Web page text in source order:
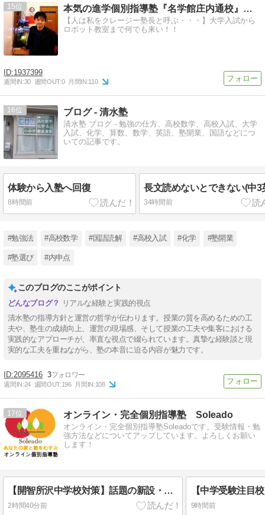
15 本気の進学個別指導塾『名学館庄内通校』へようこそ
【人は私をクレージー塾長と呼ぶ・・・】大学入試から
ロボット教室まで何でも来い！！
1937399
週間IN:30 週間OUT:0 月間IN:110
16 ブログ - 清水塾
清水塾 ブログ - 勉強の仕方、高校数学、高校入試、大学
入試、化学、算数、数学、英語、塾開業、国語などにつ
いての記事です。
体験から入塾へ回復
8時間前
長文読めないとできない(中3
34時間前
#勉強法 #高校数学 #国語読解 #高校入試 #化学 #塾開業
#塾選び #内申点
このブログのここがポイント
リアルな経験と実践的視点
清水塾の指導方針と運営の哲学が伝わります。授業の質を高めるための工
夫や、塾生の成績向上、運営の現場感、そして授業の工夫や集客における
実践的なアプローチが、率直な視点で綴られています。真摯な経験談と現
実的な工夫を重ねながら、塾の本音に迫る内容が魅力です。
2095416 3
週間IN:24 週間OUT:196 月間IN:108
17 オンライン・完全個別指導塾 Soleado
オンライン・完全個別指導塾Soleadoです。受験情報・勉
強方法などについてアップしています。よろしくお願い
します！
【開智所沢中学校対策】話題の新設・共学校も完全攻略！一人ひとりの「思考の癖」に合わせた記述添削指導
2時間40分前 9時間前